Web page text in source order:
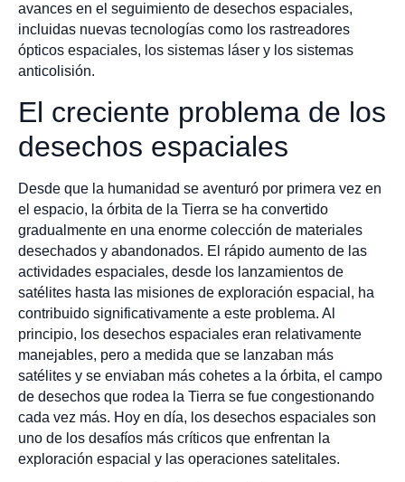
avances en el seguimiento de desechos espaciales,
incluidas nuevas tecnologías como los rastreadores
ópticos espaciales, los sistemas láser y los sistemas
anticolisión.
El creciente problema de los
desechos espaciales
Desde que la humanidad se aventuró por primera vez en
el espacio, la órbita de la Tierra se ha convertido
gradualmente en una enorme colección de materiales
desechados y abandonados. El rápido aumento de las
actividades espaciales, desde los lanzamientos de
satélites hasta las misiones de exploración espacial, ha
contribuido significativamente a este problema. Al
principio, los desechos espaciales eran relativamente
manejables, pero a medida que se lanzaban más
satélites y se enviaban más cohetes a la órbita, el campo
de desechos que rodea la Tierra se fue congestionando
cada vez más. Hoy en día, los desechos espaciales son
uno de los desafíos más críticos que enfrentan la
exploración espacial y las operaciones satelitales.